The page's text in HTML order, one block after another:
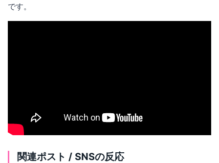
です。
関連ポスト / SNSの反応